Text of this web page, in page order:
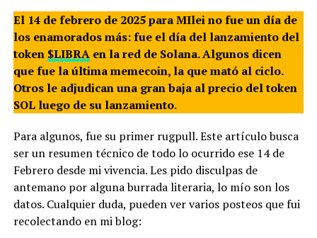
El 14 de febrero de 2025 para MIlei no fue un día de
los enamorados más: fue el día del lanzamiento del
token $LIBRAen la red de Solana. Algunos dicen
que fue la última memecoin, la que mató al ciclo.
Otros le adjudican una gran baja al precio del token
SOL luego de su lanzamiento.
Para algunos, fue su primer rugpull. Este artículo busca
ser un resumen técnico de todo lo ocurrido ese 14 de
Febrero desde mi vivencia. Les pido disculpas de
antemano por alguna burrada literaria, lo mío son los
datos. Cualquier duda, pueden ver varios posteos que fui
recolectando en mi blog: